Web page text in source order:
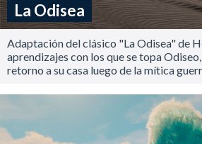
La Odisea
Adaptación del clásico "La Odisea" de
aprendizajes con los que se topa
retorno a su casa luego de la mítica